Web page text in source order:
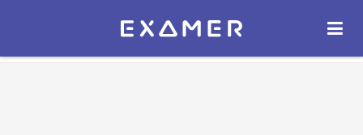
Экзамер — ЕГЭ 2027
ОТКРЫТЬ